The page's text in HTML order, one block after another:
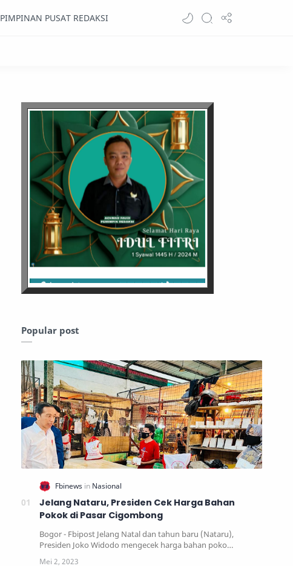
PIMPINAN PUSAT REDAKSI
Popular post
Jelang Nataru, Presiden Cek Harga Bahan
Pokok di Pasar Cigombong
Bogor - Fbipost Jelang Natal dan tahun baru (Nataru),
Presiden Joko Widodo mengecek harga bahan poko…